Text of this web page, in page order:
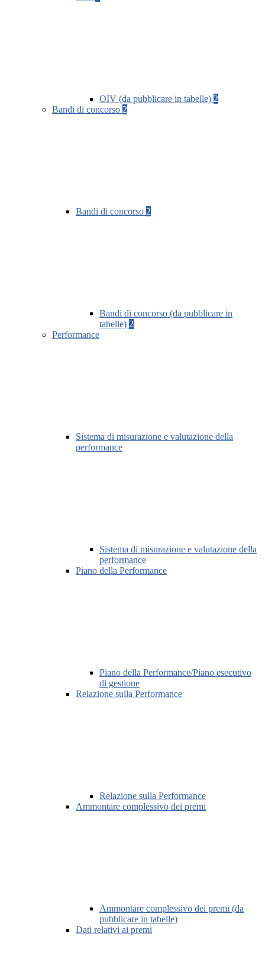
OIV (da pubblicare in tabelle) 2
Bandi di concorso 2
Bandi di concorso 2
Bandi di concorso (da pubblicare in
tabelle) 2
Performance
Sistema di misurazione e valutazione della
performance
Sistema di misurazione e valutazione della
performance
Piano della Performance
Piano della Performance/Piano esecutivo
di gestione
Relazione sulla Performance
Relazione sulla Performance
Ammontare complessivo dei premi
Ammontare complessivo dei premi (da
pubblicare in tabelle)
Dati relativi ai premi